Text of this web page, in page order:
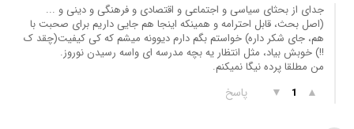
جدای از بحثای سیاسی و اجتماعی و اقتصادی و فرهنگی و دینی و ...
(اصل بحث، قابل احترامه و همینکه اینجا هم جایی داریم برای صحبت با
هم، جای شکر داره) خواستم بگم دارم دیوونه میشم که کی کیفیت(چقد ک
!!) خوبش بیاد، مثل انتظار یه بچه مدرسه ای واسه رسیدن نوروز.
من مطلقا پرده نیگا نمیکنم.
▲
1
▼ پاسخ